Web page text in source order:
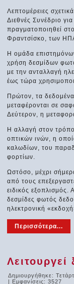
Λεπτομέρειες
Διεθνές Συνέδριο
πραγματοποιηθεί
Φραντσίσκο, των
Η ομάδα
χρήση δεσμίδων
με την ανταλλαγή
έως τώρα
Πρώτον, τα
μεταφέρονται σε
Δεύτερον, η
Η αλλαγή στον
οπτικών ινών, η
καλωδίων, του
φορτίων.
Ωστόσο, μέχρι
από τους
ειδικός εξοπλισμός.
δεσμίδες φωτός
ηλεκτρονική
Περισσότερα...
Δημιουργήθηκε:
| Εμφανίσεις: 3527